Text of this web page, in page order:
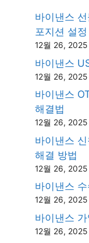
바이낸스
포지션 설정
12월 26, 2025
바이낸스
12월 26, 2025
바이낸스
해결법
12월 26, 2025
바이낸스
해결 방법
12월 26, 2025
바이낸스
12월 26, 2025
바이낸스
12월 26, 2025